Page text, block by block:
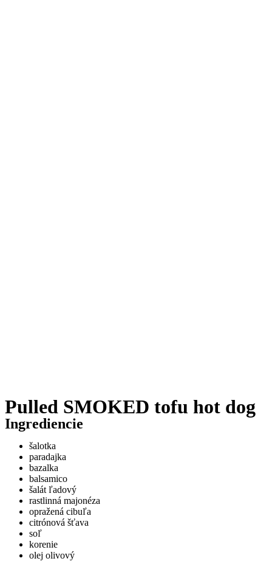
Pulled SMOKED tofu hot dog
Ingrediencie
šalotka
paradajka
bazalka
balsamico
šalát ľadový
rastlinná majonéza
opražená cibuľa
citrónová šťava
soľ
korenie
olej olivový